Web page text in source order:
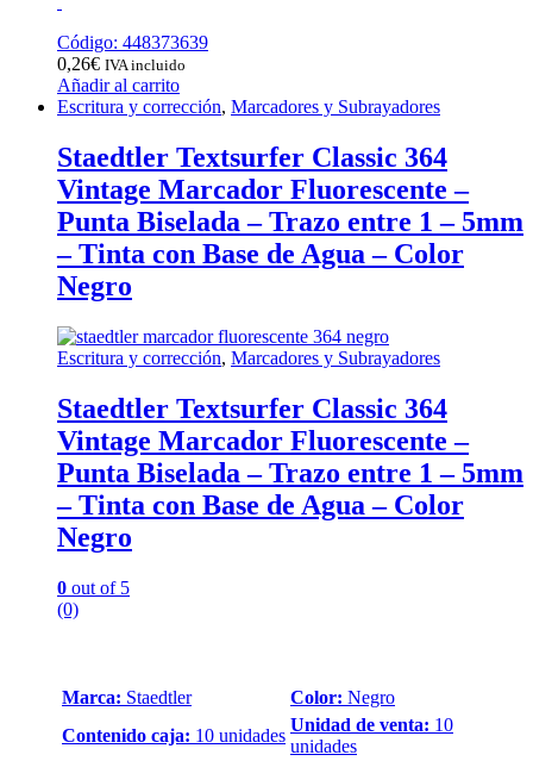
Código: 448373639
0,26€ IVA incluido
Añadir al carrito
Escritura y corrección, Marcadores y Subrayadores
Staedtler Textsurfer Classic 364
Vintage Marcador Fluorescente –
Punta Biselada – Trazo entre 1 – 5mm
– Tinta con Base de Agua – Color
Negro
Escritura y corrección, Marcadores y Subrayadores
Staedtler Textsurfer Classic 364
Vintage Marcador Fluorescente –
Punta Biselada – Trazo entre 1 – 5mm
– Tinta con Base de Agua – Color
Negro
0 out of 5
(0)
Marca: Staedtler Color: Negro
Contenido caja: 10 unidades
Unidad de venta: 10
unidades